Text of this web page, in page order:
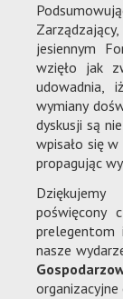
jesiennym
wzięło jak
udowadnia,
wymiany
dyskusji są
wpisało się
propagując
poświęcony
prelegentom
nasze
organizacyjne